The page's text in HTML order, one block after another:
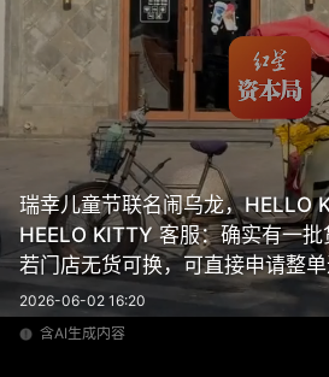
瑞幸儿童节联名闹乌龙，HELLO
HEELO KITTY 客服：确实有一
若门店无货可换，可直接申请整
2026-06-02 16:20
含AI生成内容